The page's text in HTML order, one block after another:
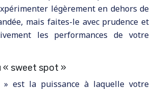
légèrement en dehors de
mais faites-le avec prudence et
les performances de votre
« sweet spot »
» est la puissance à laquelle votre